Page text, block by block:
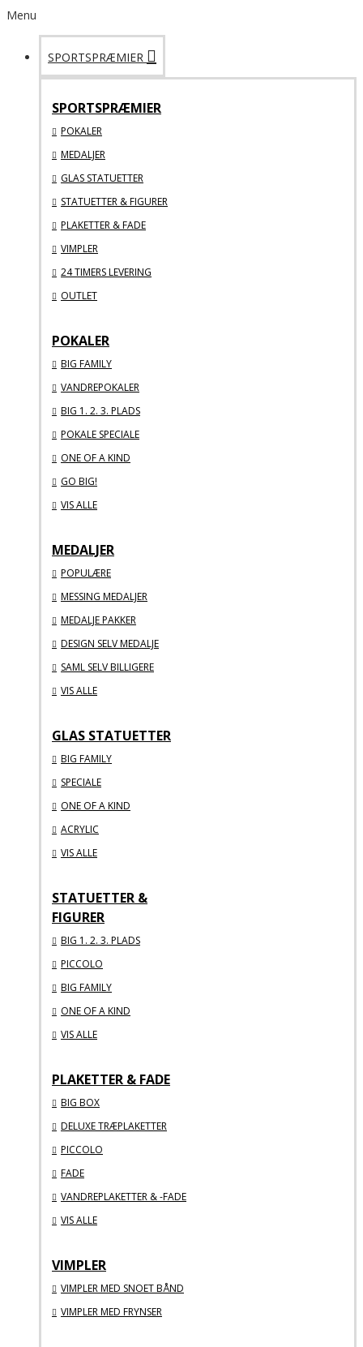
Menu
SPORTSPRÆMIER
SPORTSPRÆMIER
POKALER
MEDALJER
GLAS STATUETTER
STATUETTER & FIGURER
PLAKETTER & FADE
VIMPLER
24 TIMERS LEVERING
OUTLET
POKALER
BIG FAMILY
VANDREPOKALER
BIG 1. 2. 3. PLADS
POKALE SPECIALE
ONE OF A KIND
GO BIG!
VIS ALLE
MEDALJER
POPULÆRE
MESSING MEDALJER
MEDALJE PAKKER
DESIGN SELV MEDALJE
SAML SELV BILLIGERE
VIS ALLE
GLAS STATUETTER
BIG FAMILY
SPECIALE
ONE OF A KIND
ACRYLIC
VIS ALLE
STATUETTER &
FIGURER
BIG 1. 2. 3. PLADS
PICCOLO
BIG FAMILY
ONE OF A KIND
VIS ALLE
PLAKETTER & FADE
BIG BOX
DELUXE TRÆPLAKETTER
PICCOLO
FADE
VANDREPLAKETTER & -FADE
VIS ALLE
VIMPLER
VIMPLER MED SNOET BÅND
VIMPLER MED FRYNSER